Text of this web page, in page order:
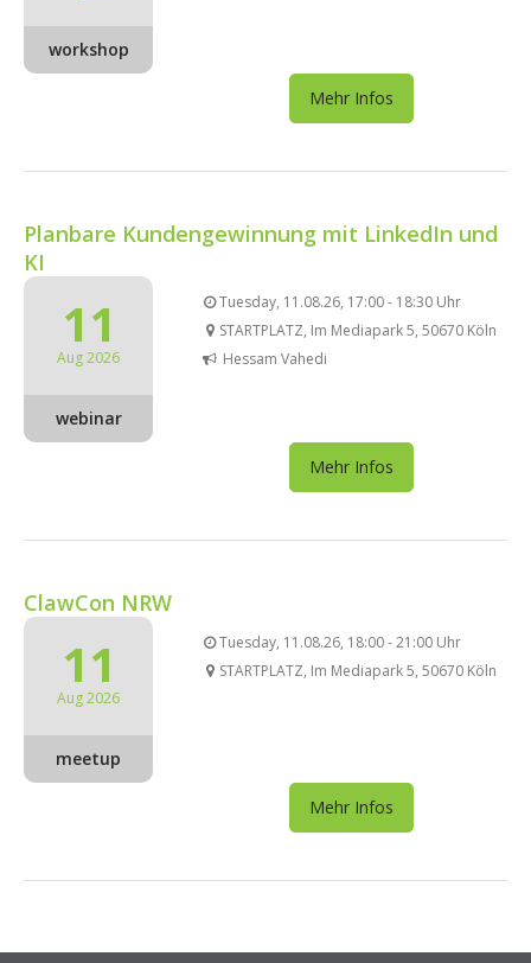
workshop
Mehr Infos
Planbare Kundengewinnung mit LinkedIn und
KI
11
Aug 2026
webinar
Tuesday, 11.08.26, 17:00 - 18:30 Uhr
STARTPLATZ, Im Mediapark 5, 50670 Köln
Hessam Vahedi
Mehr Infos
ClawCon NRW
11
Aug 2026
meetup
Tuesday, 11.08.26, 18:00 - 21:00 Uhr
STARTPLATZ, Im Mediapark 5, 50670 Köln
Mehr Infos